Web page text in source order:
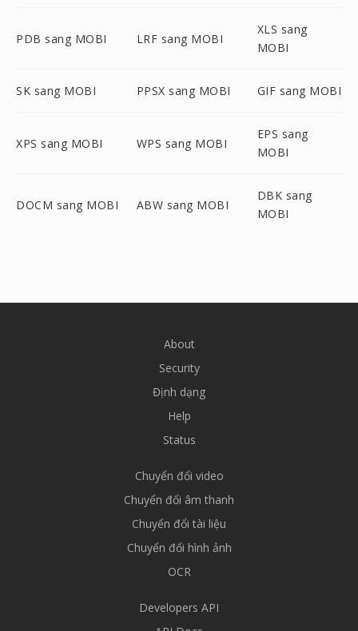
PDB sang MOBI LRF sang MOBI
XLS sang
MOBI
SK sang MOBI PPSX sang MOBI GIF sang MOBI
XPS sang MOBI WPS sang MOBI
EPS sang
MOBI
DOCM sang MOBI ABW sang MOBI
DBK sang
MOBI
About
Security
Định dạng
Help
Status
Chuyển đổi video
Chuyển đổi âm thanh
Chuyển đổi tài liệu
Chuyển đổi hình ảnh
OCR
Developers API